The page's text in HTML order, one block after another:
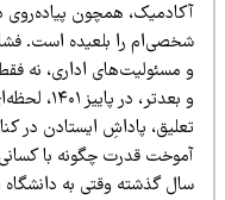
همچون پیاده‌روی در یک
را بلعیده است. فشار
مسئولیت‌های اداری، نه فقط
و بعدتر، در پاییز
پاداشِ ایستادن در کنار
قدرت چگونه با کسانی که
گذشته وقتی به دانشگاه